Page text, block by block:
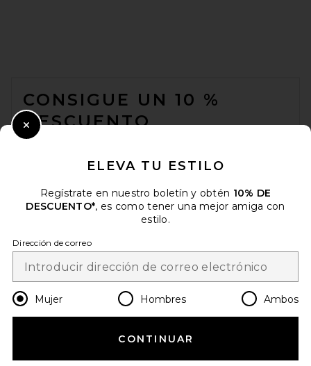
CONSIGUE UN 10 %
DESCUENTO
electrónico. Puede retirarse en cualquier momento.
Email Address
Change Country Regions
es USD
¡AYÚDANOS A MEJORAR!
ELEVA TU ESTILO
Regístrate en nuestro boletín y obtén 10% DE
DESCUENTO*, es como tener una mejor amiga con
estilo.
Dirección de correo
Mujer Hombres Ambos
CONTINUAR
Close Modal